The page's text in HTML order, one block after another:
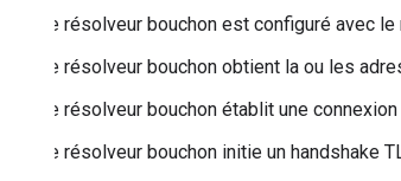
Le résolveur bouchon est configuré avec
Le résolveur bouchon obtient la ou les
Le résolveur bouchon établit une
Le résolveur bouchon initie un handshake